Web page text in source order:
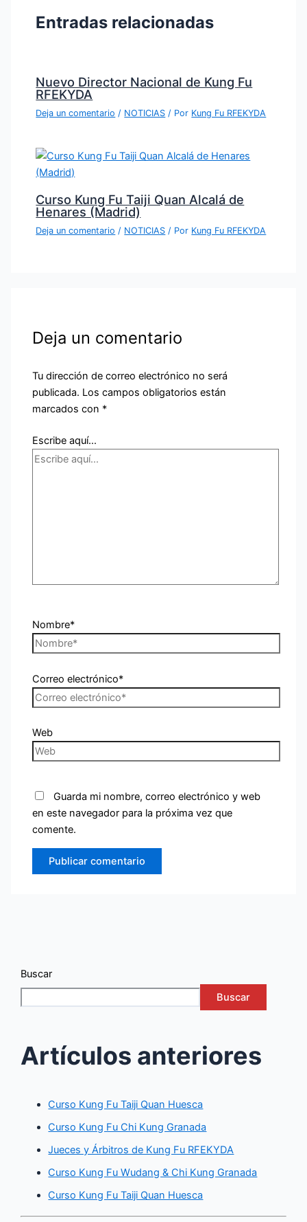
Entradas relacionadas
Nuevo Director Nacional de Kung Fu
RFEKYDA
Deja un comentario / NOTICIAS / Por Kung Fu RFEKYDA
Curso Kung Fu Taiji Quan Alcalá de
Henares (Madrid)
Deja un comentario / NOTICIAS / Por Kung Fu RFEKYDA
Deja un comentario
Tu dirección de correo electrónico no será
publicada. Los campos obligatorios están
marcados con *
Escribe aquí...
Nombre*
Correo electrónico*
Web
Guarda mi nombre, correo electrónico y web
en este navegador para la próxima vez que
comente.
Buscar
Buscar
Artículos anteriores
Curso Kung Fu Taiji Quan Huesca
Curso Kung Fu Chi Kung Granada
Jueces y Árbitros de Kung Fu RFEKYDA
Curso Kung Fu Wudang & Chi Kung Granada
Curso Kung Fu Taiji Quan Huesca